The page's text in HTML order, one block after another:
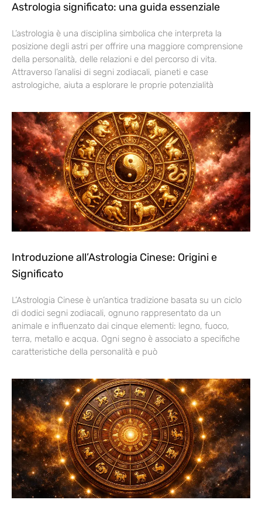
Astrologia significato: una guida essenziale
L’astrologia è una disciplina simbolica che interpreta la
posizione degli astri per offrire una maggiore comprensione
della personalità, delle relazioni e del percorso di vita.
Attraverso l’analisi di segni zodiacali, pianeti e case
astrologiche, aiuta a esplorare le proprie potenzialità
Introduzione all’Astrologia Cinese: Origini e
Significato
L’Astrologia Cinese è un’antica tradizione basata su un ciclo
di dodici segni zodiacali, ognuno rappresentato da un
animale e influenzato dai cinque elementi: legno, fuoco,
terra, metallo e acqua. Ogni segno è associato a specifiche
caratteristiche della personalità e può